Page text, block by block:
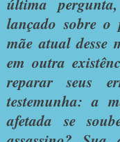
lançado sobre o
mãe atual desse
em outra
reparar seus
testemunha: a
afetada se